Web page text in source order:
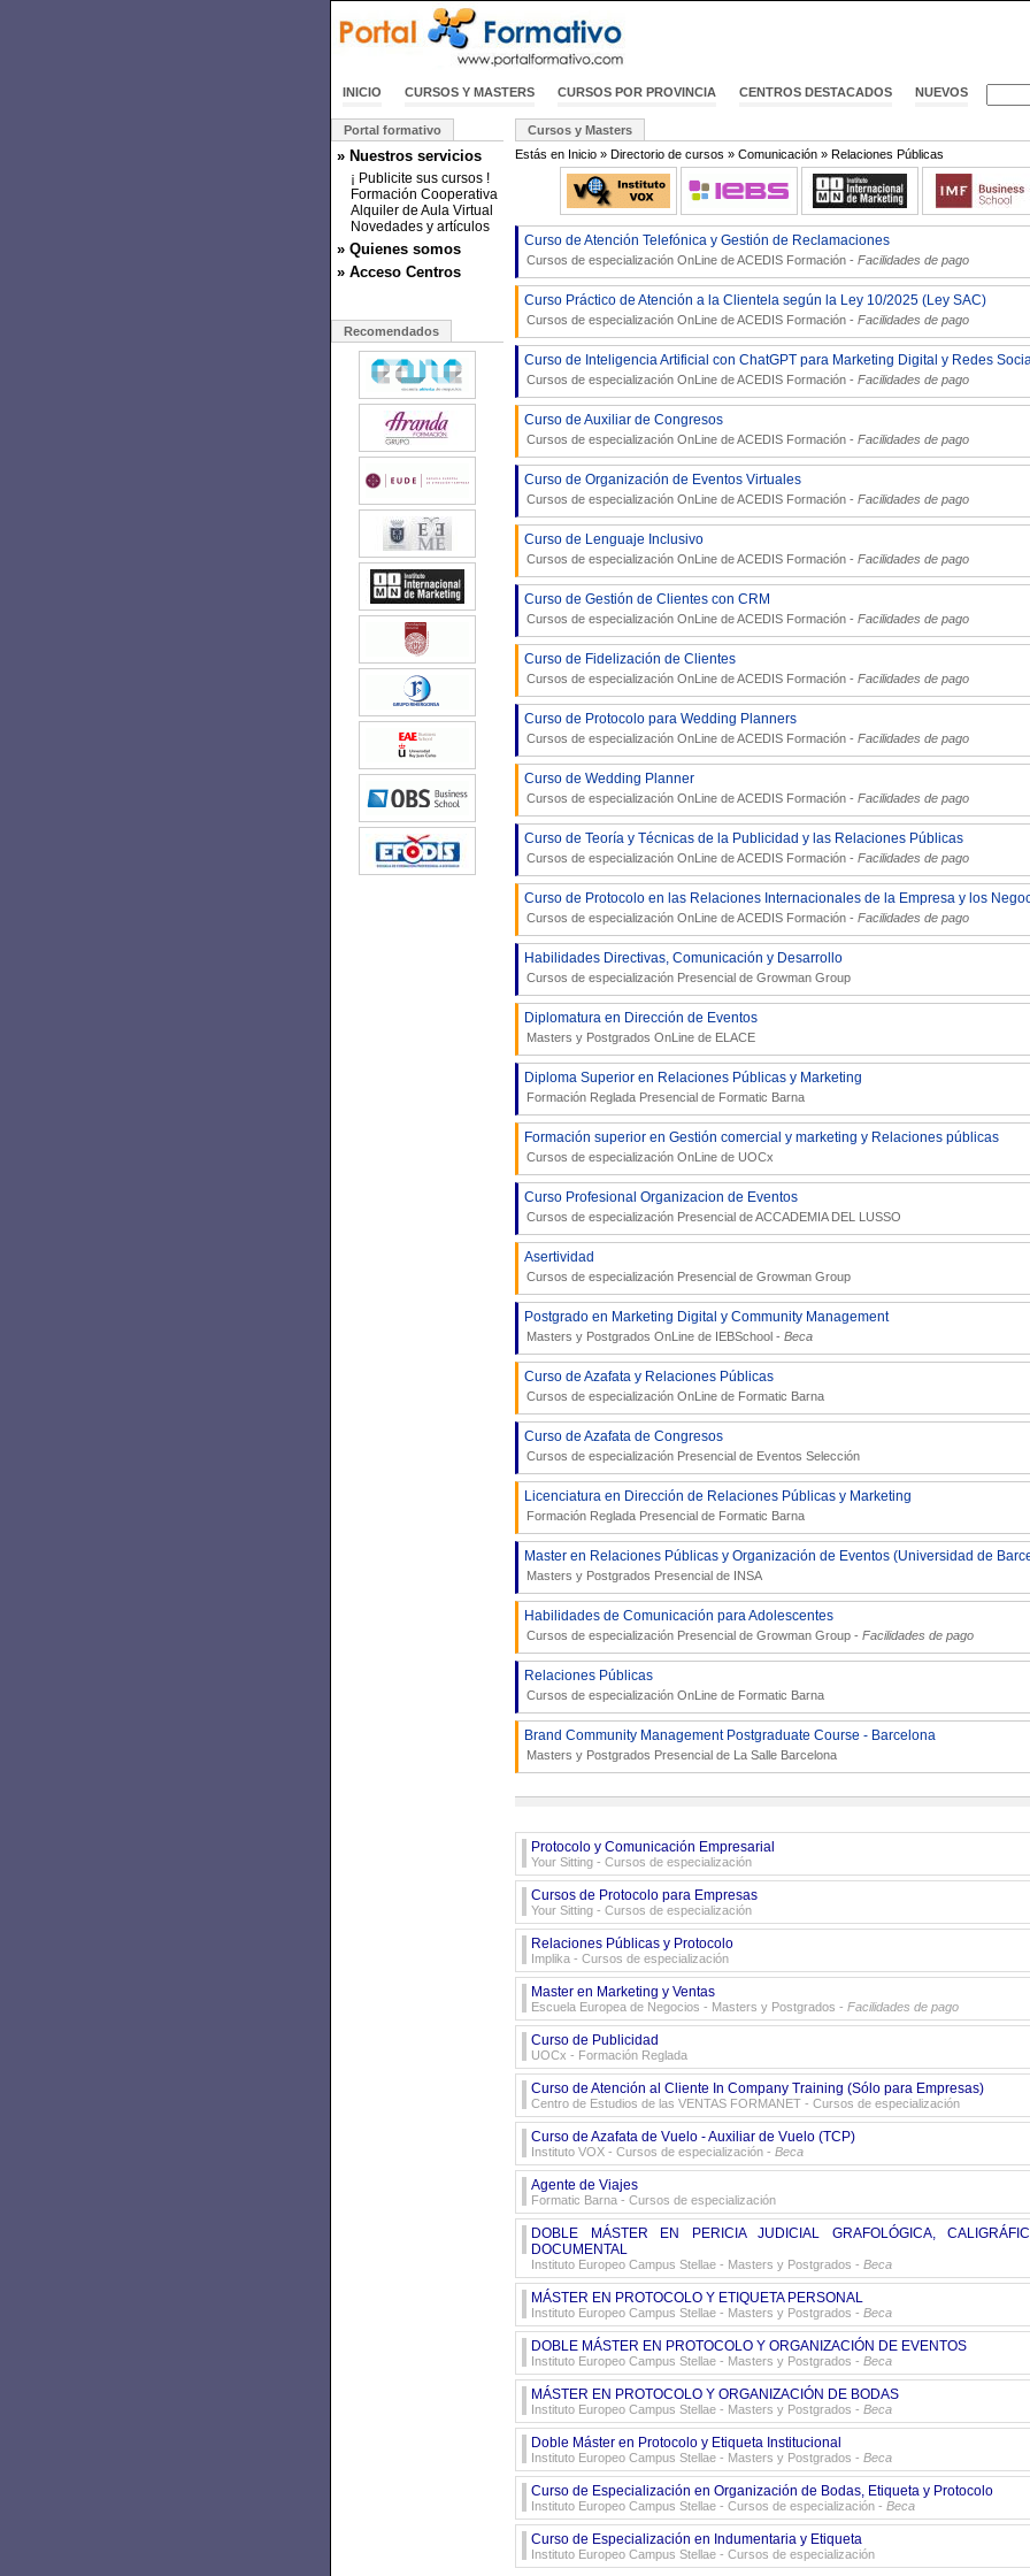
INICIO CURSOS Y MASTERS CURSOS POR PROVINCIA CENTROS DESTACADOS NUEVOS
Portal formativo
» Nuestros servicios
¡ Publicite sus cursos !
Formación Cooperativa
Alquiler de Aula Virtual
Novedades y artículos
» Quienes somos
» Acceso Centros
Recomendados
Cursos y Masters
Estás en Inicio » Directorio de cursos » Comunicación » Relaciones Públicas
Curso de Atención Telefónica y Gestión de Reclamaciones
Cursos de especialización OnLine deACEDIS Formación - Facilidades de pago
Curso Práctico de Atención a la Clientela según la Ley 10/2025 (Ley SAC)
Cursos de especialización OnLine deACEDIS Formación - Facilidades de pago
Curso de Inteligencia Artificial con ChatGPT para Marketing Digital y Redes
Cursos de especialización OnLine deACEDIS Formación - Facilidades de pago
Curso de Auxiliar de Congresos
Cursos de especialización OnLine deACEDIS Formación - Facilidades de pago
Curso de Organización de Eventos Virtuales
Cursos de especialización OnLine deACEDIS Formación - Facilidades de pago
Curso de Lenguaje Inclusivo
Cursos de especialización OnLine deACEDIS Formación - Facilidades de pago
Curso de Gestión de Clientes con CRM
Cursos de especialización OnLine deACEDIS Formación - Facilidades de pago
Curso de Fidelización de Clientes
Cursos de especialización OnLine deACEDIS Formación - Facilidades de pago
Curso de Protocolo para Wedding Planners
Cursos de especialización OnLine deACEDIS Formación - Facilidades de pago
Curso de Wedding Planner
Cursos de especialización OnLine deACEDIS Formación - Facilidades de pago
Curso de Teoría y Técnicas de la Publicidad y las Relaciones Públicas
Cursos de especialización OnLine deACEDIS Formación - Facilidades de pago
Curso de Protocolo en las Relaciones Internacionales de la Empresa y los
Cursos de especialización OnLine deACEDIS Formación - Facilidades de pago
Habilidades Directivas, Comunicación y Desarrollo
Cursos de especialización Presencial de Growman Group
Diplomatura en Dirección de Eventos
Masters y Postgrados OnLine de ELACE
Diploma Superior en Relaciones Públicas y Marketing
Formación Reglada Presencial de Formatic Barna
Formación superior en Gestión comercial y marketing y Relaciones públicas
Cursos de especialización OnLine de UOCx
Curso Profesional Organizacion de Eventos
Cursos de especialización Presencial deACCADEMIA DEL LUSSO
Asertividad
Cursos de especialización Presencial de Growman Group
Postgrado en Marketing Digital y Community Management
Masters y Postgrados OnLine de IEBSchool - Beca
Curso de Azafata y Relaciones Públicas
Cursos de especialización OnLine de Formatic Barna
Curso de Azafata de Congresos
Cursos de especialización Presencial de Eventos Selección
Licenciatura en Dirección de Relaciones Públicas y Marketing
Formación Reglada Presencial de Formatic Barna
Master en Relaciones Públicas y Organización de Eventos (Universidad de
Masters y Postgrados Presencial de INSA
Habilidades de Comunicación para Adolescentes
Cursos de especialización Presencial de Growman Group - Facilidades de pago
Relaciones Públicas
Cursos de especialización OnLine de Formatic Barna
Brand Community Management Postgraduate Course - Barcelona
Masters y Postgrados Presencial de La Salle Barcelona
Protocolo y Comunicación Empresarial
Your Sitting - Cursos de especialización
Cursos de Protocolo para Empresas
Your Sitting - Cursos de especialización
Relaciones Públicas y Protocolo
Implika - Cursos de especialización
Master en Marketing y Ventas
Escuela Europea de Negocios - Masters y Postgrados - Facilidades de pago
Curso de Publicidad
UOCx - Formación Reglada
Curso de Atención al Cliente In Company Training (Sólo para Empresas)
Centro de Estudios de las VENTAS FORMANET - Cursos de especialización
Curso de Azafata de Vuelo - Auxiliar de Vuelo (TCP)
Instituto VOX - Cursos de especialización - Beca
Agente de Viajes
Formatic Barna - Cursos de especialización
DOBLE MÁSTER EN PERICIA JUDICIAL GRAFOLÓGICA,
DOCUMENTAL
Instituto Europeo Campus Stellae - Masters y Postgrados - Beca
MÁSTER EN PROTOCOLO Y ETIQUETA PERSONAL
Instituto Europeo Campus Stellae - Masters y Postgrados - Beca
DOBLE MÁSTER EN PROTOCOLO Y ORGANIZACIÓN DE EVENTOS
Instituto Europeo Campus Stellae - Masters y Postgrados - Beca
MÁSTER EN PROTOCOLO Y ORGANIZACIÓN DE BODAS
Instituto Europeo Campus Stellae - Masters y Postgrados - Beca
Doble Máster en Protocolo y Etiqueta Institucional
Instituto Europeo Campus Stellae - Masters y Postgrados - Beca
Curso de Especialización en Organización de Bodas, Etiqueta y Protocolo
Instituto Europeo Campus Stellae - Cursos de especialización - Beca
Curso de Especialización en Indumentaria y Etiqueta
Instituto Europeo Campus Stellae - Cursos de especialización